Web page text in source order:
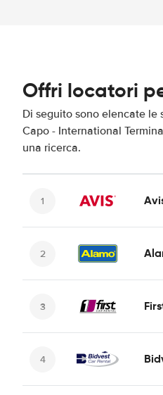
Offri locatori
Di seguito sono elencate
Capo - International
una ricerca.